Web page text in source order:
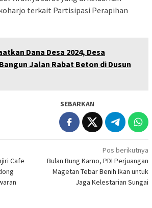
terkait Partisipasi Perapihan
Dana Desa 2024, Desa
Jalan Rabat Beton di Dusun
SEBARKAN
Cafe
Pos berikutnya
Bulan Bung Karno, PDI Perjuangan
Magetan Tebar Benih Ikan untuk
Jaga Kelestarian Sungai